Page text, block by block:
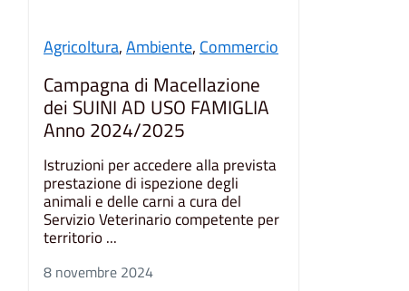
Agricoltura,Ambiente, Commercio
Campagna di Macellazione
dei SUINI AD USO FAMIGLIA
Anno 2024/2025
Istruzioni per accedere alla prevista
prestazione di ispezione degli
animali e delle carni a cura del
Servizio Veterinario competente per
territorio ...
8 novembre 2024